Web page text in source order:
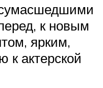
к новым
ярким,
к актерской